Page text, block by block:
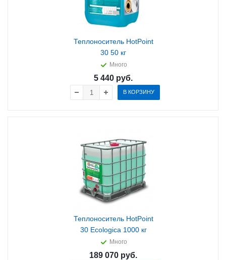
Теплоноситель HotPoint
30 50 кг
Много
5 440 руб.
В КОРЗИНУ
Теплоноситель HotPoint
30 Ecologica 1000 кг
Много
189 070 руб.